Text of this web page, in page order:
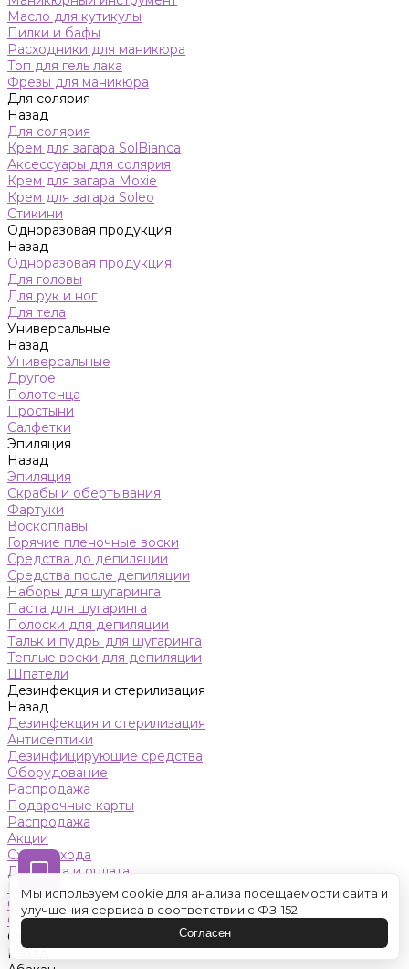
Масло для кутикулы
Пилки и бафы
Расходники для маникюра
Топ для гель лака
Фрезы для маникюра
Для солярия
Назад
Для солярия
Крем для загара SolBianca
Аксессуары для солярия
Крем для загара Moxie
Крем для загара Soleo
Стикини
Одноразовая продукция
Назад
Одноразовая продукция
Для головы
Для рук и ног
Для тела
Универсальные
Назад
Универсальные
Другое
Полотенца
Простыни
Салфетки
Эпиляция
Назад
Эпиляция
Скрабы и обертывания
Фартуки
Воскоплавы
Горячие пленочные воски
Средства до депиляции
Средства после депиляции
Наборы для шугаринга
Паста для шугаринга
Полоски для депиляции
Тальк и пудры для шугаринга
Теплые воски для депиляции
Шпатели
Дезинфекция и стерилизация
Назад
Дезинфекция и стерилизация
Антисептики
Дезинфицирующие средства
Оборудование
Распродажа
Подарочные карты
Распродажа
Акции
Схемы ухода
Доставка и оплата
Контакты
Обучение
Салон красоты
Оренбург
Назад
Мы используем cookie для анализа посещаемости сайта и
улучшения сервиса в соответствии с ФЗ-152.
Согласен